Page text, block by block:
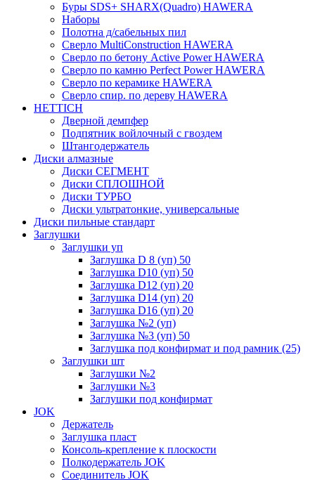
Буры SDS+ SHARX(Quadro) HAWERA
Наборы
Полотна д/сабельных пил
Сверло MultiConstruction HAWERA
Сверло по бетону Active Power HAWERA
Сверло по камню Perfect Power HAWERA
Сверло по керамике HAWERA
Сверло спир. по дереву HAWERA
HETTICH
Дверной демпфер
Подпятник войлочный с гвоздем
Штангодержатель
Диски алмазные
Диски СЕГМЕНТ
Диски СПЛОШНОЙ
Диски ТУРБО
Диски ультратонкие, универсальные
Диски пильные стандарт
Заглушки
Заглушки уп
Заглушка D 8 (уп) 50
Заглушка D10 (уп) 50
Заглушка D12 (уп) 20
Заглушка D14 (уп) 20
Заглушка D16 (уп) 20
Заглушка №2 (уп)
Заглушка №3 (уп) 50
Заглушка под конфирмат и под рамник (25)
Заглушки шт
Заглушки №2
Заглушки №3
Заглушки под конфирмат
JOK
Держатель
Заглушка пласт
Консоль-крепление к плоскости
Полкодержатель JOK
Соединитель JOK